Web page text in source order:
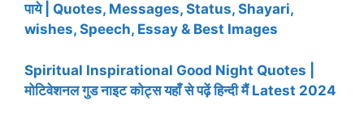
पाये | Quotes, Messages, Status, Shayari,
wishes, Speech, Essay & Best Images
Spiritual Inspirational Good Night Quotes |
मोटिवेशनल गुड नाइट कोट्स यहाँ से पढ़ें हिन्दी मैं Latest 2024